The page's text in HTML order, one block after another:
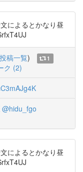
によるとかなり昼
投稿一覧)
1
ク (2)
@hidu_fgo
によるとかなり昼